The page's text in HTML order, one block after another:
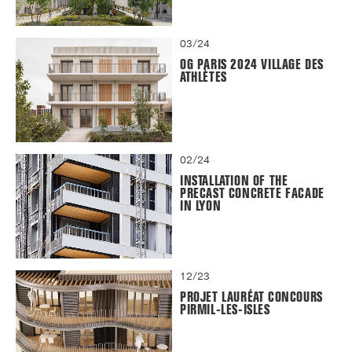
03/24
OG PARIS 2024 VILLAGE DES
ATHLÈTES
02/24
INSTALLATION OF THE
PRECAST CONCRETE FACADE
IN LYON
12/23
PROJET LAURÉAT CONCOURS
PIRMIL-LES-ISLES